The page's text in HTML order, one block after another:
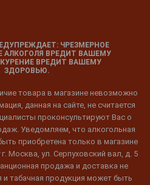
ЧРЕЗМЕРНОЕ
АЛКОГОЛЯ ВРЕДИТ ВАШЕМУ
ВРЕДИТ ВАШЕМУ
ЗДОРОВЬЮ.
товара в магазине невозможно
данная на сайте, не считается
проконсультируют Вас о
Уведомляем, что алкогольная
приобретена только в магазине
Москва, ул. Серпуховский вал, д. 5
продажа и доставка не
и табачная продукция может быть